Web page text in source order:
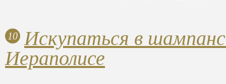
10 Искупаться в
Иераполисе